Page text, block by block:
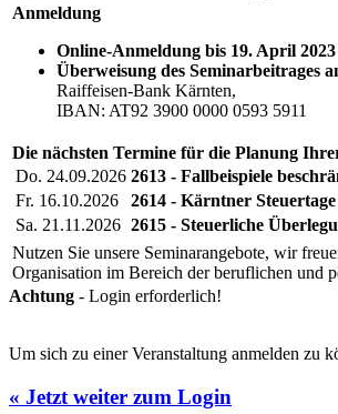
Anmeldung
Online-Anmeldung bis 19. April 2023
Überweisung des Seminarbeitrages
Raiffeisen-Bank Kärnten,
IBAN: AT92 3900 0000 0593 5911
Die nächsten Termine für die Planung
Do. 24.09.2026 2613 - Fallbeispiele
Fr. 16.10.2026
2614 - Kärntner Steuertage
Sa. 21.11.2026 2615 - Steuerliche
Nutzen Sie unsere Seminarangebote, wir
Organisation im Bereich der beruflichen und
Achtung - Login erforderlich!
Um sich zu einer Veranstaltung anmelden zu
« Jetzt weiter zum Login